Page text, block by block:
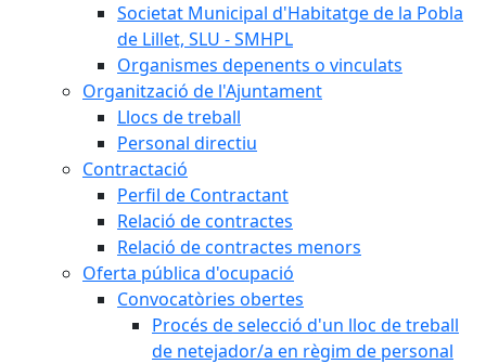
Societat Municipal d'Habitatge de la Pobla
de Lillet, SLU - SMHPL
Organismes depenents o vinculats
Organització de l'Ajuntament
Llocs de treball
Personal directiu
Contractació
Perfil de Contractant
Relació de contractes
Relació de contractes menors
Oferta pública d'ocupació
Convocatòries obertes
Procés de selecció d'un lloc de treball
de netejador/a en règim de personal